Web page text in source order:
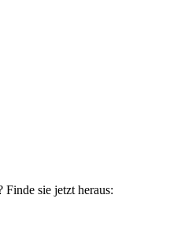
Finde sie jetzt heraus: